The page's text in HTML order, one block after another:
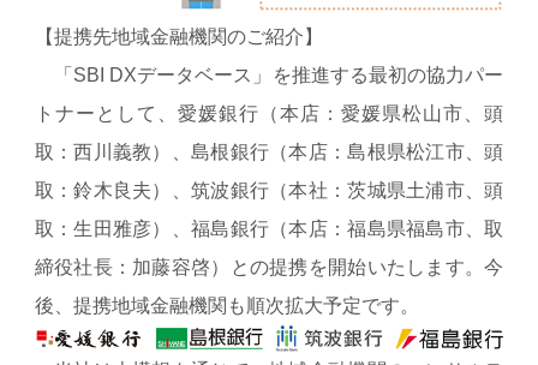
【提携先地域金融機関のご紹介】
「SBI DXデータベース」を推進する最初の協力パー
トナーとして、愛媛銀行（本店：愛媛県松山市、頭
取：西川義教）、島根銀行（本店：島根県松江市、頭
取：鈴木良夫）、筑波銀行（本社：茨城県土浦市、頭
取：生田雅彦）、福島銀行（本店：福島県福島市、取
締役社長：加藤容啓）との提携を開始いたします。今
後、提携地域金融機関も順次拡大予定です。